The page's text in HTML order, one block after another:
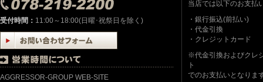
受付時間： 11:00～18:00(日曜･祝祭日を除く)
AGGRESSOR-GROUP WEB-SITE
当店では以下のお支払
・銀行振込(前払い)
・代金引換
・クレジットカード
※代金引換およびクレ
ト
でのお支払いとなりま